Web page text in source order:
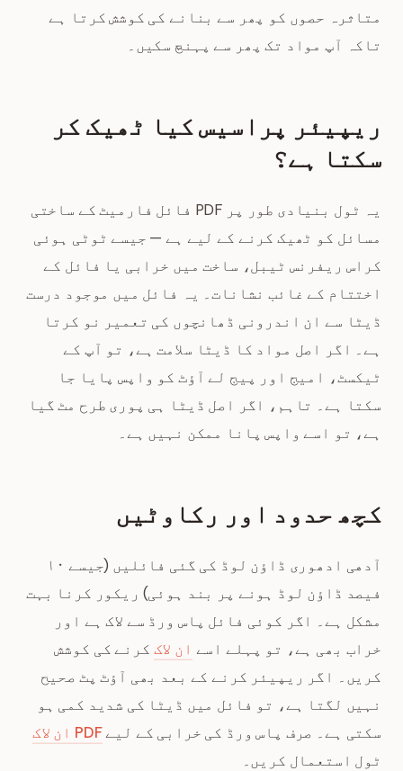
متاثرہ حصوں کو پھر سے بنانے کی کوشش کرتا ہے
تاکہ آپ مواد تک پھر سے پہنچ سکیں۔
ریپیئر پراسیس کیا ٹھیک کر
سکتا ہے؟
یہ ٹول بنیادی طور پر PDF فائل فارمیٹ کے ساختی
مسائل کو ٹھیک کرنے کے لیے ہے — جیسے ٹوٹی ہوئی
کراس ریفرنس ٹیبل، ساخت میں خرابی یا فائل کے
اختتام کے غائب نشانات۔ یہ فائل میں موجود درست
ڈیٹا سے ان اندرونی ڈھانچوں کی تعمیر نو کرتا
ہے۔ اگر اصل مواد کا ڈیٹا سلامت ہے، تو آپ کے
ٹیکسٹ، امیج اور پیج لے آؤٹ کو واپس پایا جا
سکتا ہے۔ تاہم، اگر اصل ڈیٹا ہی پوری طرح مٹ گیا
ہے، تو اسے واپس پانا ممکن نہیں ہے۔
کچھ حدود اور رکاوٹیں
آدھی ادھوری ڈاؤن لوڈ کی گئی فائلیں (جیسے ۱۰
فیصد ڈاؤن لوڈ ہونے پر بند ہوئی) ریکور کرنا بہت
مشکل ہے۔ اگر کوئی فائل پاس ورڈ سے لاک ہے اور
خراب بھی ہے، تو پہلے اسے ان لاک کرنے کی کوشش
کریں۔ اگر ریپیئر کرنے کے بعد بھی آؤٹ پٹ صحیح
نہیں لگتا ہے، تو فائل میں ڈیٹا کی شدید کمی ہو
سکتی ہے۔ صرف پاس ورڈ کی خرابی کے لیےPDF ان لاک
ٹول استعمال کریں۔